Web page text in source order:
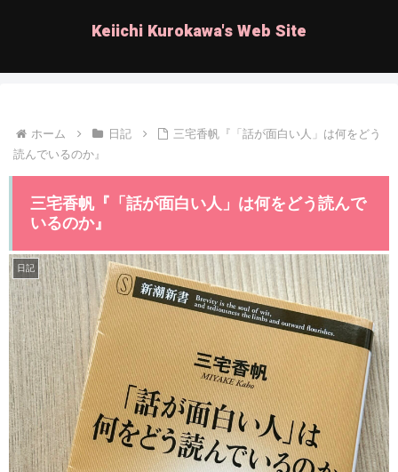
Keiichi Kurokawa's Web Site
ホーム 日記
三宅香帆『「話が面白い人」は何をどう
読んでいるのか』
三宅香帆『「話が面白い人」は何をどう読んで
いるのか』
日記